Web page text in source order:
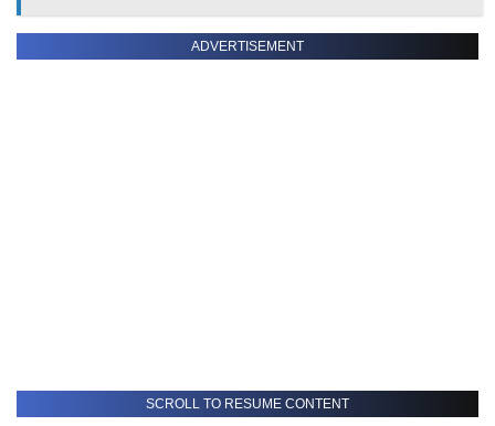
ADVERTISEMENT
SCROLL TO RESUME CONTENT